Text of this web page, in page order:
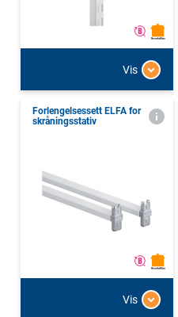
Vis
Forlengelsessett ELFA for
skråningsstativ
Vis